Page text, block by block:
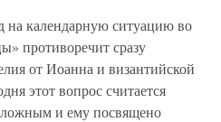
на календарную ситуацию во
противоречит сразу
от Иоанна и византийской
этот вопрос считается
и ему посвящено